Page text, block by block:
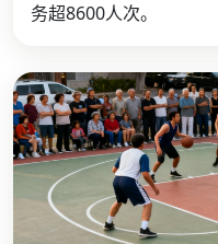
务超8600人次。